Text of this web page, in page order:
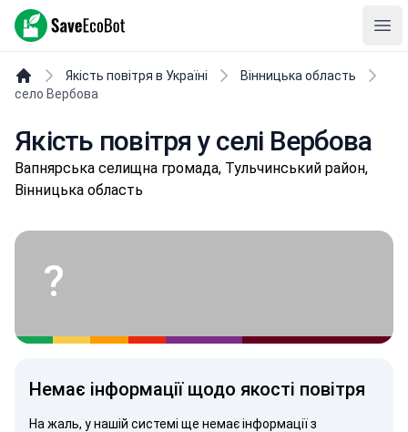
SaveEcoBot
Якість повітря в Україні
Вінницька область
село Вербова
Якість повітря у селі Вербова
Вaпняpськa селищнa громада, Тульчинський район,
Вінницька область
?
Немає інформації щодо якості повітря
На жаль, у нашій системі ще немає інформації з